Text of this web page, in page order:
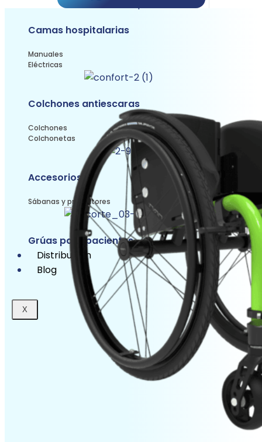
Camas hospitalarias
Manuales
Eléctricas
Colchones antiescaras
Colchones
Colchonetas
Accesorios
Sábanas y protectores
Grúas para pacientes
Distribución
Blog
X